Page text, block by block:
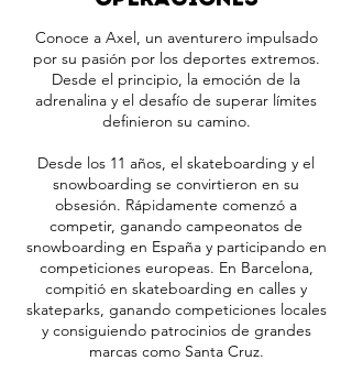
Conoce a Axel, un aventurero impulsado
por su pasión por los deportes extremos.
Desde el principio, la emoción de la
adrenalina y el desafío de superar límites
definieron su camino.
Desde los 11 años, el skateboarding y el
snowboarding se convirtieron en su
obsesión. Rápidamente comenzó a
competir, ganando campeonatos de
snowboarding en España y participando en
competiciones europeas. En Barcelona,
compitió en skateboarding en calles y
skateparks, ganando competiciones locales
y consiguiendo patrocinios de grandes
marcas como Santa Cruz.